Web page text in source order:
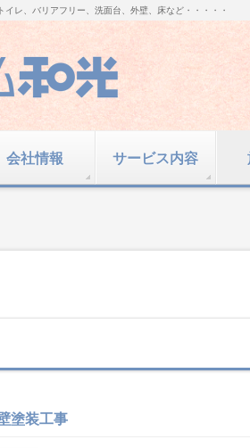
レ、バリアフリー、洗面台、外壁、床など・・・・・
会社情報 サービス内容
塗装工事